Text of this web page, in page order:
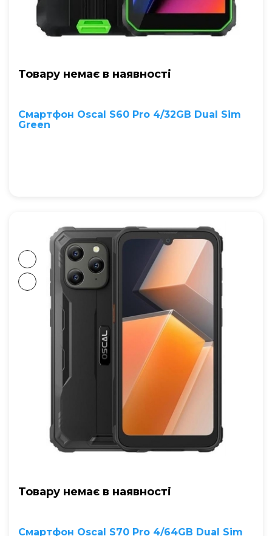
Товару немає в наявностi
Смартфон Oscal S60 Pro 4/32GB Dual Sim
Green
Товару немає в наявностi
Смартфон Oscal S70 Pro 4/64GB Dual Sim